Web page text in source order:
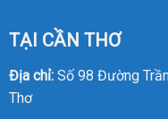
TẠI CẦN THƠ
Địa chỉ:Số 98 Đường Trần
Thơ